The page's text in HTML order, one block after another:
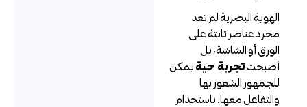
الهوية البصرية لم تعد
مجرد عناصر ثابتة على
الورق أو الشاشة، بل
أصبحتتجربة حيةيمكن
للجمهور الشعور بها
والتفاعل معها. باستخدام